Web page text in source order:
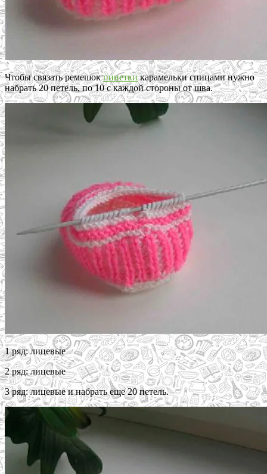
Чтобы связать ремешокпинеткикарамельки спицами нужно
набрать 20 петель, по 10 с каждой стороны от шва.
1 ряд: лицевые
2 ряд: лицевые
3 ряд: лицевые и набрать еще 20 петель.